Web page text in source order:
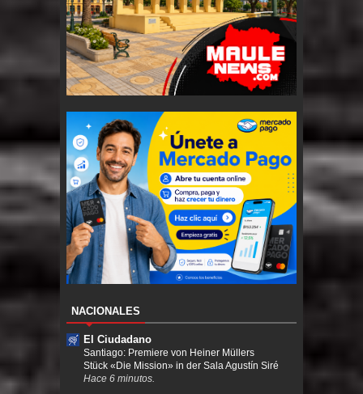
NACIONALES
El Ciudadano
Santiago: Premiere von Heiner Müllers
Stück «Die Mission» in der Sala Agustín Siré
Hace 6 minutos.